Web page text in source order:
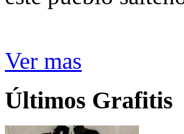
Ver mas
Últimos Grafitis